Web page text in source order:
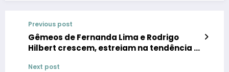
Previous post
Gêmeos de Fernanda Lima e Rodrigo
Hilbert crescem, estreiam na tendência e
Next post